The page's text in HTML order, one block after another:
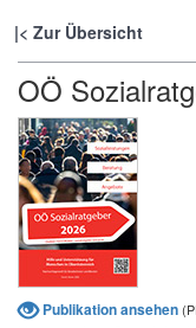
Zur Übersicht
OÖ
Publikation ansehen